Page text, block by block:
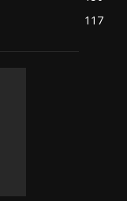
117